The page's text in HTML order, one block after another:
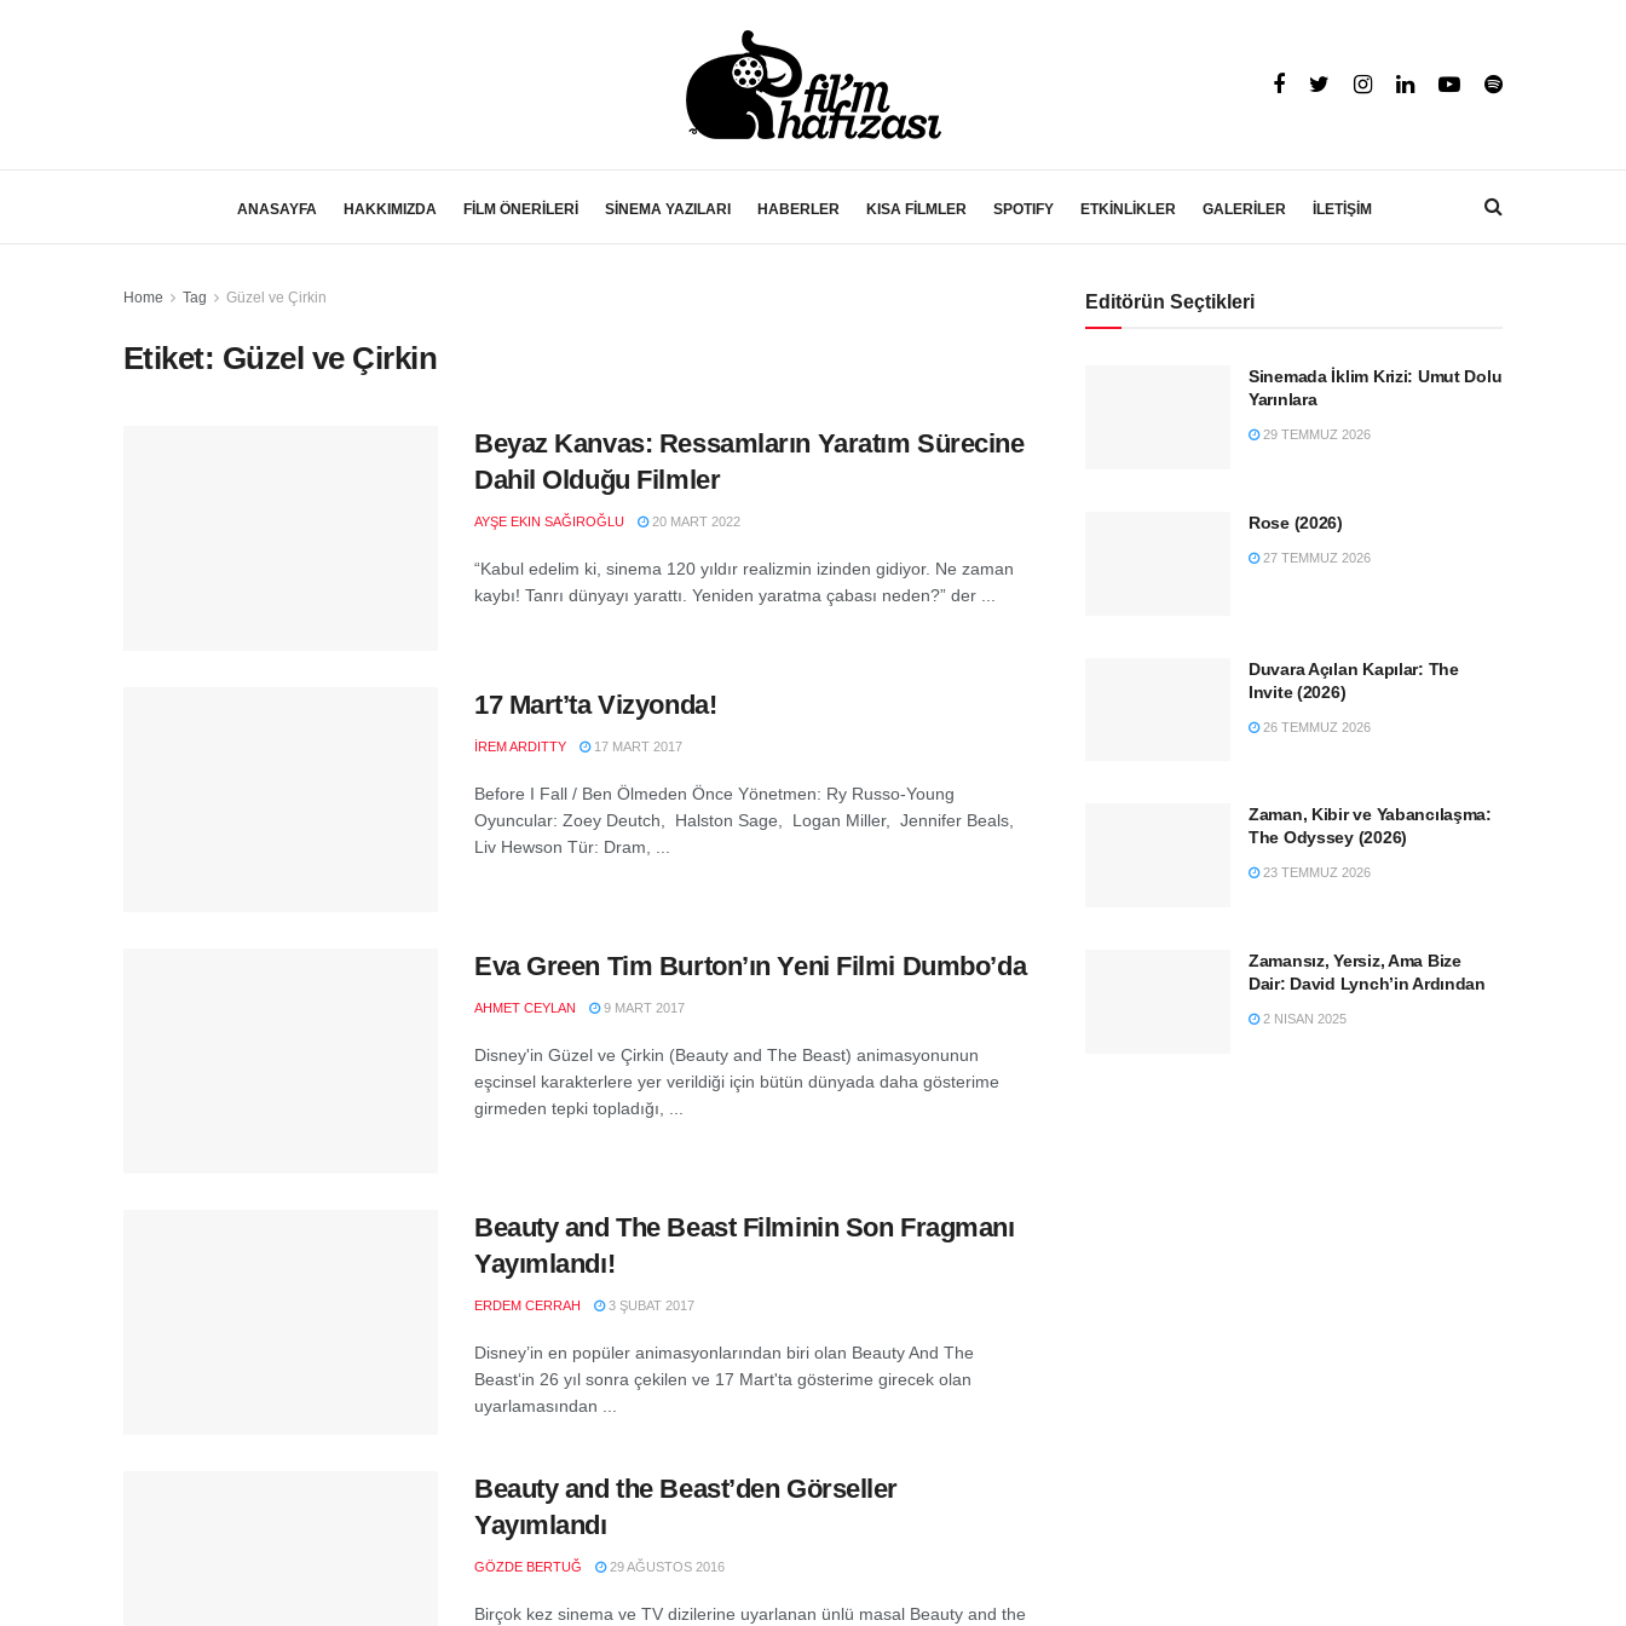
ANASAYFA HAKKIMIZDA FİLM ÖNERİLERİ SİNEMA YAZILARI HABERLER KISA FİLMLER SPOTIFY ETKİNLİKLER GALERİLER İLETİŞİM
Home Tag Güzel ve Çirkin
Etiket: Güzel ve Çirkin
Beyaz Kanvas: Ressamların Yaratım Sürecine
Dahil Olduğu Filmler
AYŞE EKIN SAĞIROĞLU 20 MART 2022
“Kabul edelim ki, sinema 120 yıldır realizmin izinden gidiyor. Ne zaman
kaybı! Tanrı dünyayı yarattı. Yeniden yaratma çabası neden?” der ...
17 Mart’ta Vizyonda!
İREM ARDITTY 17 MART 2017
Before I Fall / Ben Ölmeden Önce Yönetmen: Ry Russo-Young
Oyuncular: Zoey Deutch, Halston Sage, Logan Miller, Jennifer Beals,
Liv Hewson Tür: Dram, ...
Eva Green Tim Burton’ın Yeni Filmi Dumbo’da
AHMET CEYLAN 9 MART 2017
Disney'in Güzel ve Çirkin (Beauty and The Beast) animasyonunun
eşcinsel karakterlere yer verildiği için bütün dünyada daha gösterime
girmeden tepki topladığı, ...
Beauty and The Beast Filminin Son Fragmanı
Yayımlandı!
ERDEM CERRAH 3 ŞUBAT 2017
Disney’in en popüler animasyonlarından biri olan Beauty And The
Beast‘in 26 yıl sonra çekilen ve 17 Mart'ta gösterime girecek olan
uyarlamasından ...
Beauty and the Beast’den Görseller
Yayımlandı
GÖZDE BERTUĞ 29 AĞUSTOS 2016
Birçok kez sinema ve TV dizilerine uyarlanan ünlü masal Beauty and the
Editörün Seçtikleri
Sinemada İklim Krizi: Umut Dolu
Yarınlara
29 TEMMUZ 2026
Rose (2026)
27 TEMMUZ 2026
Duvara Açılan Kapılar: The
Invite (2026)
26 TEMMUZ 2026
Zaman, Kibir ve Yabancılaşma:
The Odyssey (2026)
23 TEMMUZ 2026
Zamansız, Yersiz, Ama Bize
Dair: David Lynch’in Ardından
2 NISAN 2025